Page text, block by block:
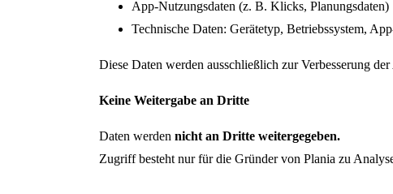
App-Nutzungsdaten (z. B. Klicks, Planungsdaten)
Technische Daten: Gerätetyp, Betriebssystem,
Diese Daten werden ausschließlich zur Verbesserung
Keine Weitergabe an Dritte
Daten werden nicht an Dritte weitergegeben.
Zugriff besteht nur für die Gründer von Plania zu